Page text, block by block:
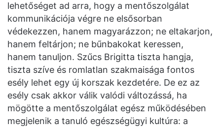
lehetőséget ad arra, hogy a mentőszolgálat
kommunikációja végre ne elsősorban
védekezzen, hanem magyarázzon; ne eltakarjon,
hanem feltárjon; ne bűnbakokat keressen,
hanem tanuljon. Szűcs Brigitta tiszta hangja,
tiszta szíve és romlatlan szakmaisága fontos
esély lehet egy új korszak kezdetére. De ez az
esély csak akkor válik valódi változássá, ha
mögötte a mentőszolgálat egész működésében
megjelenik a tanuló egészségügyi kultúra: a